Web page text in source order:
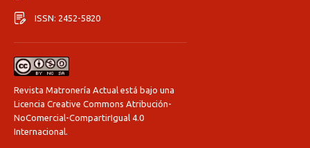
ISSN: 2452-5820
Revista Matronería Actual está bajo una
Licencia Creative Commons Atribución-
NoComercial-CompartirIgual 4.0
Internacional.